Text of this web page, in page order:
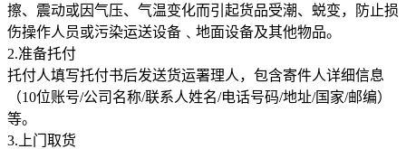
擦、震动或因气压、气温变化而引起货品受潮、蜕变，防止损
伤操作人员或污染运送设备﹑地面设备及其他物品。
2.准备托付
托付人填写托付书后发送货运署理人，包含寄件人详细信息
（10位账号/公司名称/联系人姓名/电话号码/地址/国家/邮编）
等。
3.上门取货